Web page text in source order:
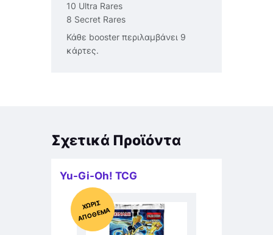
10 Ultra Rares
8 Secret Rares
Κάθε booster περιλαμβάνει 9
κάρτες.
Σχετικά Προϊόντα
Yu-Gi-Oh! TCG
Χ
ΩΡΊΣ
Α
Π
Ό
ΘΕ
ΜΑ